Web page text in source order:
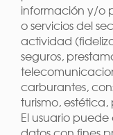
información y/o
o servicios del
actividad
seguros,
carburantes,
turismo,
El usuario